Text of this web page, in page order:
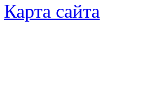
Карта сайта